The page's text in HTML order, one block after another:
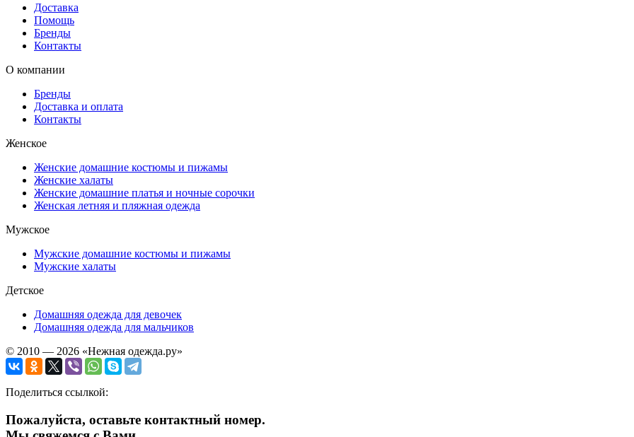
Доставка
Помощь
Бренды
Контакты
О компании
Бренды
Доставка и оплата
Контакты
Женское
Женские домашние костюмы и пижамы
Женские халаты
Женские домашние платья и ночные сорочки
Женская летняя и пляжная одежда
Мужское
Мужские домашние костюмы и пижамы
Мужские халаты
Детское
Домашняя одежда для девочек
Домашняя одежда для мальчиков
© 2010 — 2026 «Нежная одежда.ру»
Поделиться ссылкой:
Пожалуйста, оставьте контактный номер.